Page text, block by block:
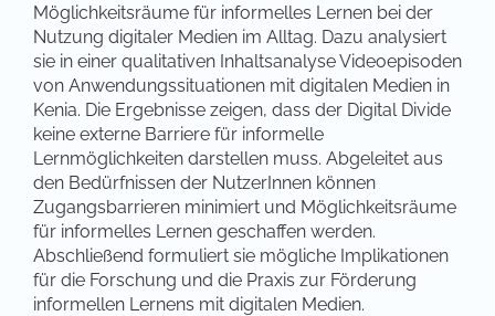
Möglichkeitsräume für informelles Lernen bei der
Nutzung digitaler Medien im Alltag. Dazu analysiert
sie in einer qualitativen Inhaltsanalyse Videoepisoden
von Anwendungssituationen mit digitalen Medien in
Kenia. Die Ergebnisse zeigen, dass der Digital Divide
keine externe Barriere für informelle
Lernmöglichkeiten darstellen muss. Abgeleitet aus
den Bedürfnissen der NutzerInnen können
Zugangsbarrieren minimiert und Möglichkeitsräume
für informelles Lernen geschaffen werden.
Abschließend formuliert sie mögliche Implikationen
für die Forschung und die Praxis zur Förderung
informellen Lernens mit digitalen Medien.